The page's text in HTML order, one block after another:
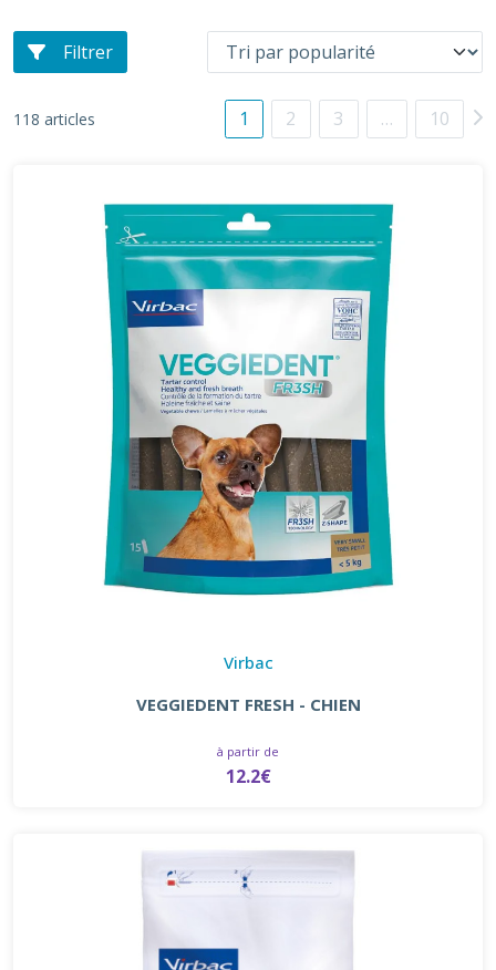
Filtrer
118 articles 1 2 3 … 10
Virbac
VEGGIEDENT FRESH - CHIEN
à partir de
12.2€